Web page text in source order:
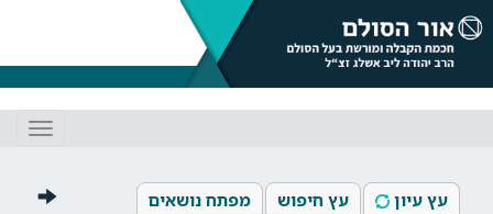
עץ עיון עץ חיפוש
מפתח נושאים